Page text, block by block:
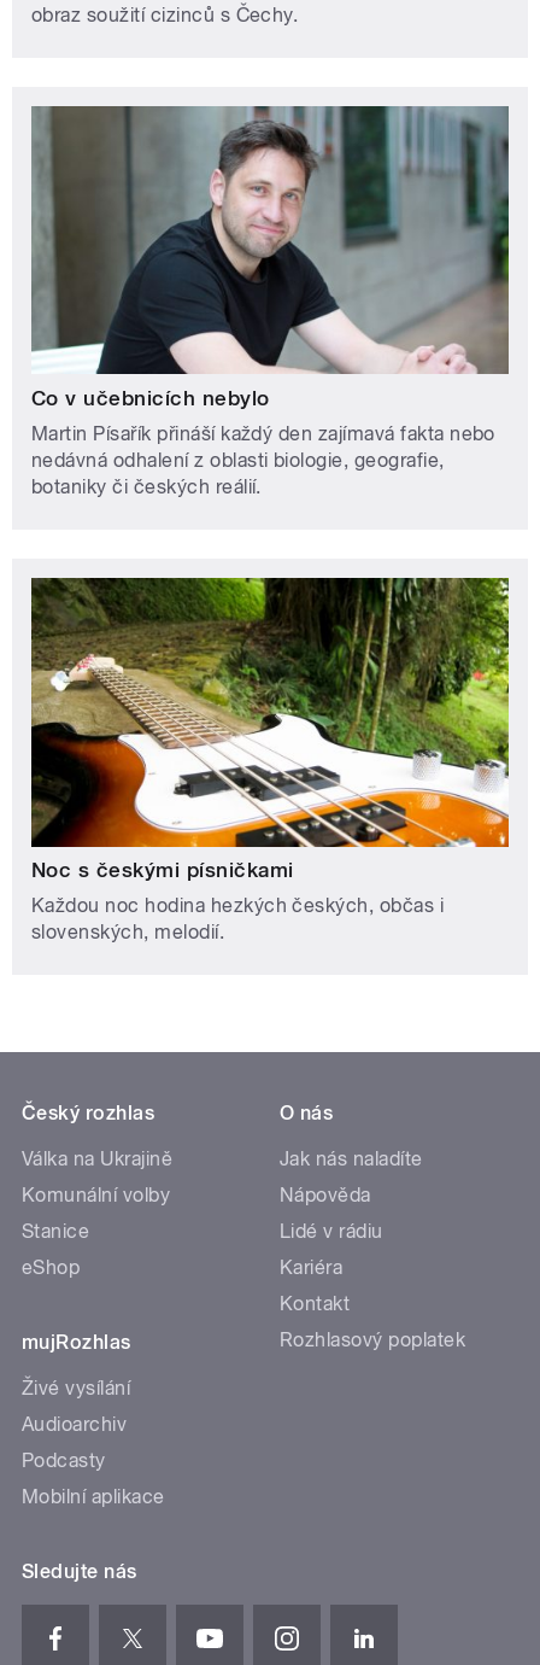
obraz soužití cizinců s Čechy.
Co v učebnicích nebylo
Martin Písařík přináší každý den zajímavá fakta nebo
nedávná odhalení z oblasti biologie, geografie,
botaniky či českých reálií.
Noc s českými písničkami
Každou noc hodina hezkých českých, občas i
slovenských, melodií.
Český rozhlas
Válka na Ukrajině
Komunální volby
Stanice
eShop
mujRozhlas
Živé vysílání
Audioarchiv
Podcasty
Mobilní aplikace
O nás
Jak nás naladíte
Nápověda
Lidé v rádiu
Kariéra
Kontakt
Rozhlasový poplatek
Sledujte nás